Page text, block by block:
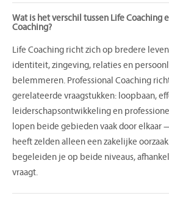
Wat is het verschil tussen Life Coaching
Coaching?
Life Coaching richt zich op bredere
identiteit, zingeving, relaties en
belemmeren. Professional Coaching
gerelateerde vraagstukken: loopbaan,
leiderschapsontwikkeling en
lopen beide gebieden vaak door elkaar
heeft zelden alleen een zakelijke
begeleiden je op beide niveaus,
vraagt.